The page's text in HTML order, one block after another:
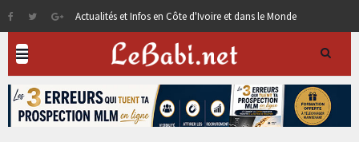
Actualités et Infos en Côte d'Ivoire et dans le Monde